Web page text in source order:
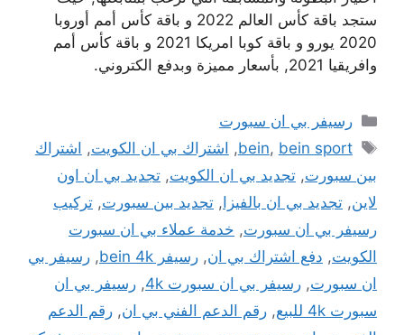
ستجد باقة كأس العالم 2022 و باقة كأس أمم أوروبا
2020 يورو و باقة كوبا امريكا 2021 و باقة كأس أمم
وافريقيا 2021, بأسعار مميزة وبدفع الكتروني.
التصنيفات
رسيفر بي ان سبورت
الوسوم
bein, bein sport
, اشتراك بي ان الكويت, اشتراك
بين سبورت, تجديد بي ان الكويت, تجديد بي ان اون
لاين, تجديد بي ان بالفيزا, تجديد بين سبورت, تركيب
رسيفر بي ان سبورت, خدمة عملاء بي ان سبورت
الكويت, دفع اشتراك بي ان, رسيفر bein 4k , رسيفر بي
ان سبورت, رسيفر بي ان سبورت 4k , رسيفر بي ان
سبورت 4k للبيع
, رقم الدعم الفني بي ان, رقم الدعم